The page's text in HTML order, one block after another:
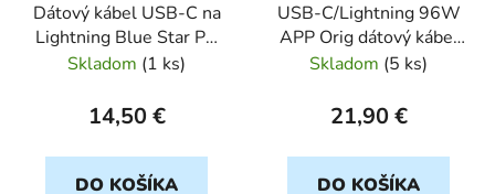
Dátový kábel USB-C na
Lightning Blue Star PD
1,2 m, biely
Skladom (1 ks)
14,50 €
DO KOŠÍKA
USB-C/Lightning 96W
APP Orig dátový kábel
Bulk
Skladom (5 ks)
21,90 €
DO KOŠÍKA